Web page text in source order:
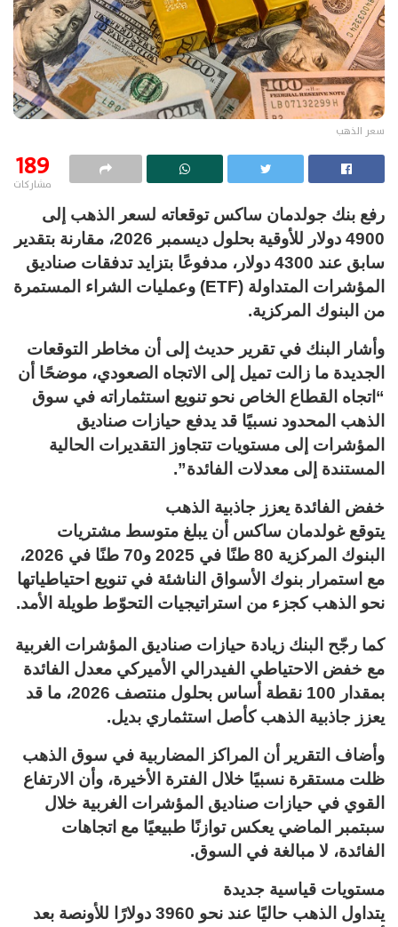
سعر الذهب
189
مشاركات
رفع بنك جولدمان ساكس توقعاته لسعر الذهب إلى
4900 دولار للأوقية بحلول ديسمبر 2026، مقارنة بتقدير
سابق عند 4300 دولار، مدفوعًا بتزايد تدفقات صناديق
المؤشرات المتداولة (ETF) وعمليات الشراء المستمرة
من البنوك المركزية.
وأشار البنك في تقرير حديث إلى أن مخاطر التوقعات
الجديدة ما زالت تميل إلى الاتجاه الصعودي، موضحًا أن
“اتجاه القطاع الخاص نحو تنويع استثماراته في سوق
الذهب المحدود نسبيًا قد يدفع حيازات صناديق
المؤشرات إلى مستويات تتجاوز التقديرات الحالية
المستندة إلى معدلات الفائدة”.
خفض الفائدة يعزز جاذبية الذهب
يتوقع غولدمان ساكس أن يبلغ متوسط مشتريات
البنوك المركزية 80 طنًا في 2025 و70 طنًا في 2026،
مع استمرار بنوك الأسواق الناشئة في تنويع احتياطياتها
نحو الذهب كجزء من استراتيجيات التحوّط طويلة الأمد.
كما رجّح البنك زيادة حيازات صناديق المؤشرات الغربية
مع خفض الاحتياطي الفيدرالي الأميركي معدل الفائدة
بمقدار 100 نقطة أساس بحلول منتصف 2026، ما قد
يعزز جاذبية الذهب كأصل استثماري بديل.
وأضاف التقرير أن المراكز المضاربية في سوق الذهب
ظلت مستقرة نسبيًا خلال الفترة الأخيرة، وأن الارتفاع
القوي في حيازات صناديق المؤشرات الغربية خلال
سبتمبر الماضي يعكس توازنًا طبيعيًا مع اتجاهات
الفائدة، لا مبالغة في السوق.
مستويات قياسية جديدة
يتداول الذهب حاليًا عند نحو 3960 دولارًا للأونصة بعد